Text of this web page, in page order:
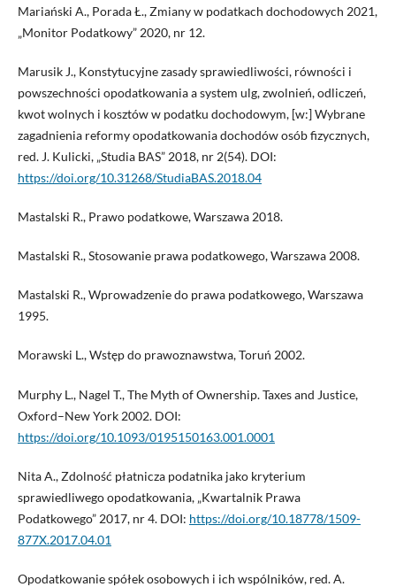
Mariański A., Porada Ł., Zmiany w podatkach dochodowych 2021,
„Monitor Podatkowy” 2020, nr 12.
Marusik J., Konstytucyjne zasady sprawiedliwości, równości i
powszechności opodatkowania a system ulg, zwolnień, odliczeń,
kwot wolnych i kosztów w podatku dochodowym, [w:] Wybrane
zagadnienia reformy opodatkowania dochodów osób fizycznych,
red. J. Kulicki, „Studia BAS” 2018, nr 2(54). DOI:
https://doi.org/10.31268/StudiaBAS.2018.04
Mastalski R., Prawo podatkowe, Warszawa 2018.
Mastalski R., Stosowanie prawa podatkowego, Warszawa 2008.
Mastalski R., Wprowadzenie do prawa podatkowego, Warszawa
1995.
Morawski L., Wstęp do prawoznawstwa, Toruń 2002.
Murphy L., Nagel T., The Myth of Ownership. Taxes and Justice,
Oxford–New York 2002. DOI:
https://doi.org/10.1093/0195150163.001.0001
Nita A., Zdolność płatnicza podatnika jako kryterium
sprawiedliwego opodatkowania, „Kwartalnik Prawa
Podatkowego” 2017, nr 4. DOI: https://doi.org/10.18778/1509-
877X.2017.04.01
Opodatkowanie spółek osobowych i ich wspólników, red. A.